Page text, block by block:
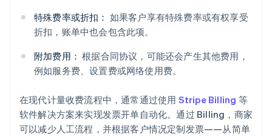
特殊费率或折扣： 如果客户享有特殊费率或有权享受
折扣，账单中也会包含此项。
附加费用： 根据合同协议，可能还会产生其他费用，
例如服务费、设置费或网络使用费。
在现代计量收费流程中，通常通过使用 Stripe Billing 等
软件解决方案来实现发票开单自动化。通过 Billing，商家
可以减少人工流程，并根据客户情况定制发票——从简单